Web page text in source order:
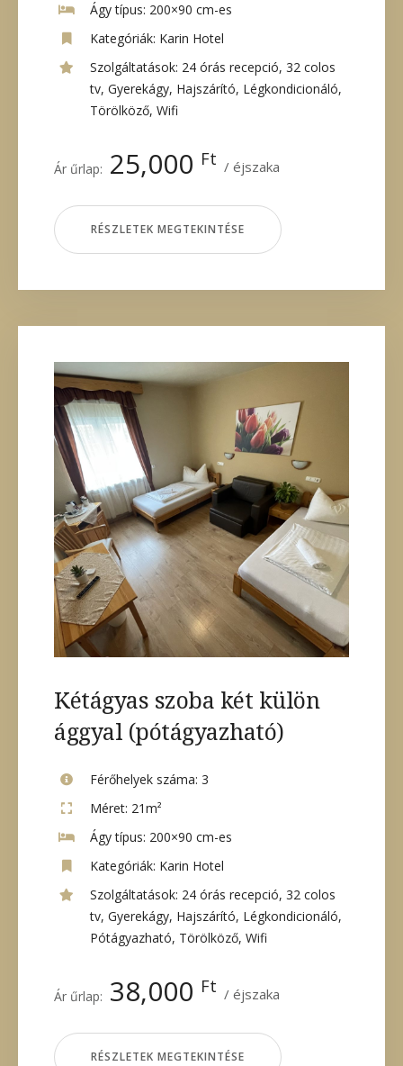
Ágy típus: 200×90 cm-es
Kategóriák: Karin Hotel
Szolgáltatások: 24 órás recepció, 32 colos
tv, Gyerekágy, Hajszárító, Légkondicionáló,
Törölköző, Wifi
Ár űrlap: 25,000 Ft éjszaka
RÉSZLETEK MEGTEKINTÉSE
Kétágyas szoba két külön
ággyal (pótágyazható)
Férőhelyek száma: 3
Méret: 21m²
Ágy típus: 200×90 cm-es
Kategóriák: Karin Hotel
Szolgáltatások: 24 órás recepció, 32 colos
tv, Gyerekágy, Hajszárító, Légkondicionáló,
Pótágyazható, Törölköző, Wifi
Ár űrlap: 38,000 Ft éjszaka
RÉSZLETEK MEGTEKINTÉSE